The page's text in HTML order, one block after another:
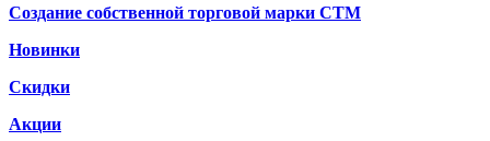
Создание собственной торговой марки СТМ
Новинки
Скидки
Акции